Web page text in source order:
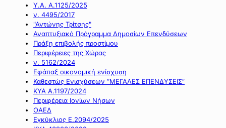
Υ.Α. Α.1125/2025
ν. 4495/2017
"Αντώνης Τρίτσης"
Αναπτυξιακό Πρόγραμμα Δημοσίων Επενδύσεων
Πράξη επιβολής προστίμου
Περιφέρειες της Χώρας
ν. 5162/2024
Εφάπαξ οικονομική ενίσχυση
Καθεστώς Ενισχύσεων “ΜΕΓΑΛΕΣ ΕΠΕΝΔΥΣΕΙΣ”
ΚΥΑ Α.1197/2024
Περιφέρεια Ιονίων Νήσων
ΟΑΕΔ
Εγκύκλιος Ε.2094/2025